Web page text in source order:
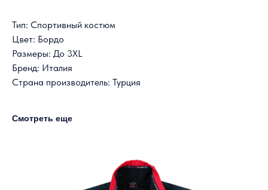
Тип: Спортивный костюм
Цвет: Бордо
Размеры: До 3XL
Бренд: Италия
Страна производитель: Турция
Смотреть еще